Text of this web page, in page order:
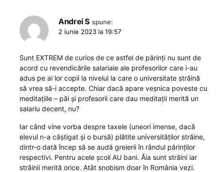
Andrei S spune:
2 iunie 2023 la 19:57
Sunt EXTREM de curios de ce astfel de părinți nu sunt de
acord cu revendicările salariale ale profesorilor care i-au
adus pe ai lor copii la nivelul la care o universitate străină
să vrea să-i accepte. Chiar dacă apare veșnica poveste cu
meditațiile – păi și profesorii care dau meditații merită un
salariu decent, nu?
Iar când vine vorba despre taxele (uneori imense, dacă
elevul n-a câștigat și o bursă) plătite universităților străine,
dintr-o dată încep să se audă greierii în rândul părinților
respectivi. Pentru acele școli AU bani. Ăia sunt străini iar
străinii merită orice. Atât snobism doar în România vezi.